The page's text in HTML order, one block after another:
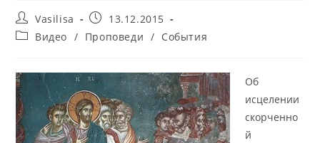
Vasilisa
13.12.2015
Видео / Проповеди / События
Об
исцелении
скорченно
й